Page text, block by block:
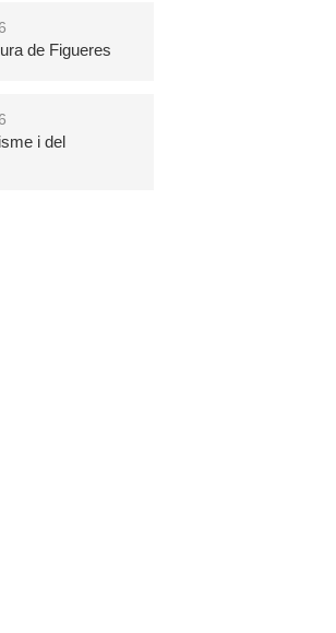
de Figueres
i del